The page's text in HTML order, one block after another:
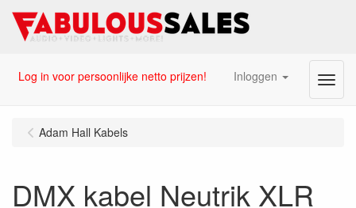
Log in voor persoonlijke netto prijzen! Inloggen Menu
Adam Hall Kabels
DMX kabel Neutrik XLR